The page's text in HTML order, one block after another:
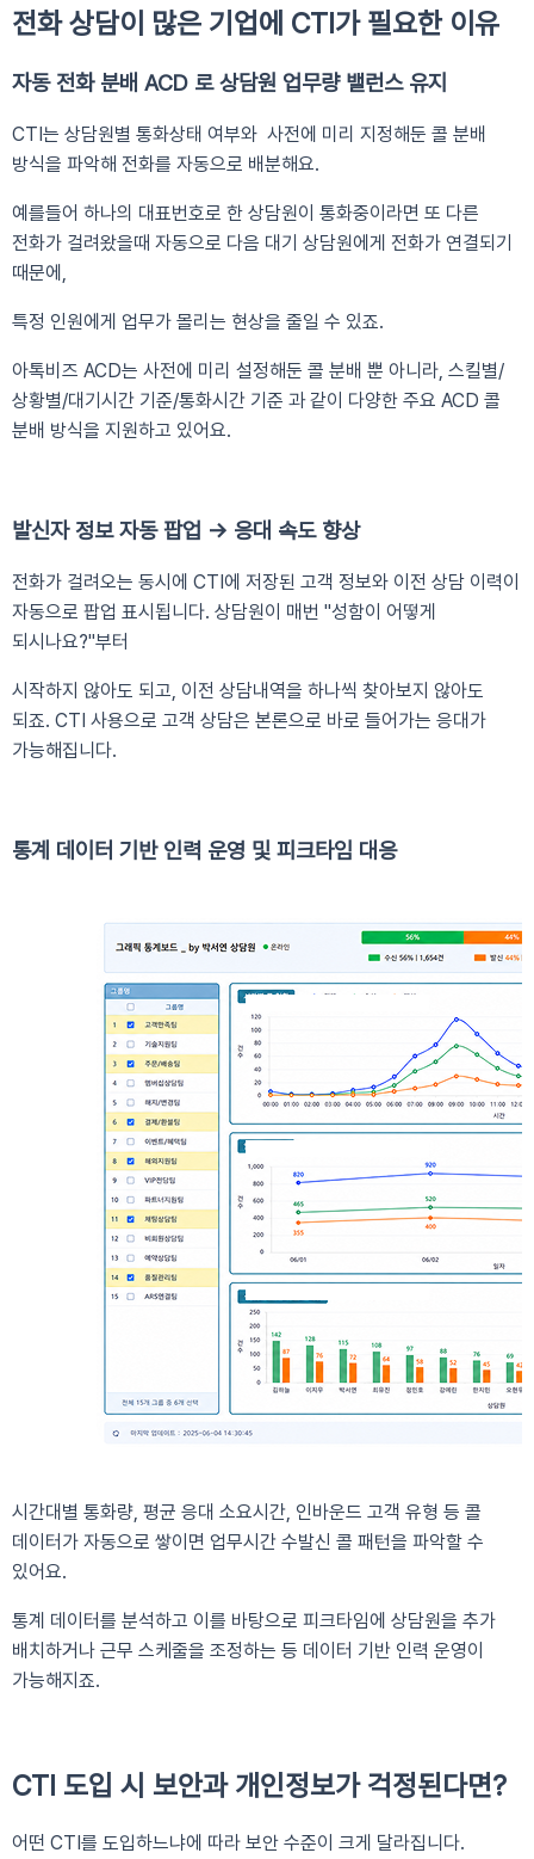
전화 상담이 많은 기업에 CTI가 필요한 이유
자동 전화 분배 ACD 로 상담원 업무량 밸런스 유지
CTI는 상담원별 통화상태 여부와 사전에 미리 지정해둔 콜 분배
방식을 파악해 전화를 자동으로 배분해요.
예를들어 하나의 대표번호로 한 상담원이 통화중이라면 또 다른
전화가 걸려왔을때 자동으로 다음 대기 상담원에게 전화가 연결되기
때문에,
특정 인원에게 업무가 몰리는 현상을 줄일 수 있죠.
아톡비즈 ACD는 사전에 미리 설정해둔 콜 분배 뿐 아니라, 스킬별/
상황별/대기시간 기준/통화시간 기준 과 같이 다양한 주요 ACD 콜
분배 방식을 지원하고 있어요.
발신자 정보 자동 팝업 → 응대 속도 향상
전화가 걸려오는 동시에 CTI에 저장된 고객 정보와 이전 상담 이력이
자동으로 팝업 표시됩니다. 상담원이 매번 "성함이 어떻게
되시나요?"부터
시작하지 않아도 되고, 이전 상담내역을 하나씩 찾아보지 않아도
되죠. CTI 사용으로 고객 상담은 본론으로 바로 들어가는 응대가
가능해집니다.
통계 데이터 기반 인력 운영 및 피크타임 대응
시간대별 통화량, 평균 응대 소요시간, 인바운드 고객 유형 등 콜
데이터가 자동으로 쌓이면 업무시간 수발신 콜 패턴을 파악할 수
있어요.
통계 데이터를 분석하고 이를 바탕으로 피크타임에 상담원을 추가
배치하거나 근무 스케줄을 조정하는 등 데이터 기반 인력 운영이
가능해지죠.
CTI 도입 시 보안과 개인정보가 걱정된다면?
어떤 CTI를 도입하느냐에 따라 보안 수준이 크게 달라집니다.